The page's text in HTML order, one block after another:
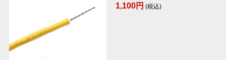
1,100円 (税込)